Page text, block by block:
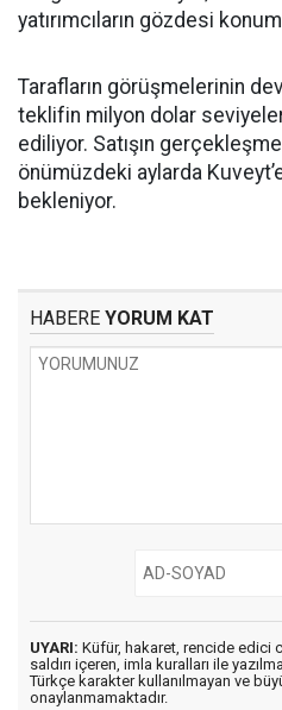
yatırımcıların gözdesi
Tarafların görüşmelerinin
teklifin milyon dolar
ediliyor. Satışın
önümüzdeki aylarda
bekleniyor.
HABERE YORUM KAT
UYARI: Küfür, hakaret, rencide edici
saldırı içeren, imla kuralları ile
Türkçe karakter kullanılmayan ve
onaylanmamaktadır.